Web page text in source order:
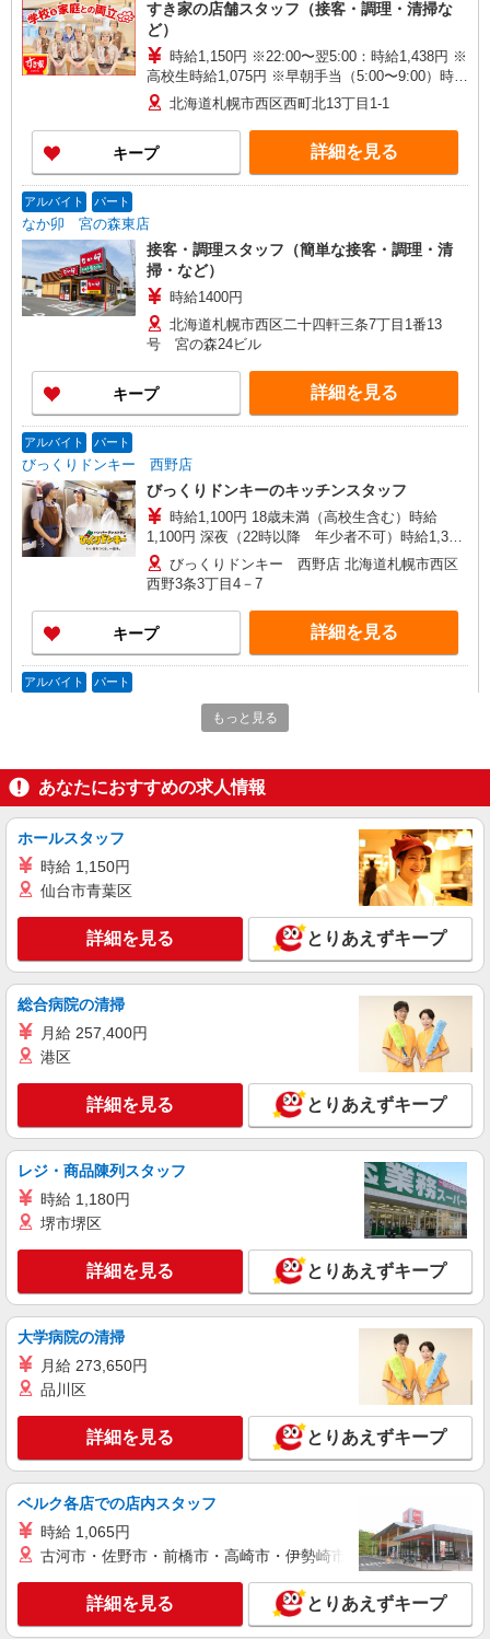
すき家の店舗スタッフ（接客・調理・清掃な
ど）
時給1,150円 ※22:00〜翌5:00：時給1,438円 ※
高校生時給1,075円 ※早朝手当（5:00〜9:00）時給
＋150円
北海道札幌市西区西町北13丁目1-1
キープ 詳細を見る
アルバイト パート
なか卯 宮の森東店
接客・調理スタッフ（簡単な接客・調理・清
掃・など）
時給1400円
北海道札幌市西区二十四軒三条7丁目1番13
号 宮の森24ビル
キープ 詳細を見る
アルバイト パート
びっくりドンキー 西野店
びっくりドンキーのキッチンスタッフ
時給1,100円 18歳未満（高校生含む）時給
1,100円 深夜（22時以降 年少者不可）時給1,375
円 ☆12月31日〜1月3日まで年末年始手当有（時給
アップ）
びっくりドンキー 西野店 北海道札幌市西区
西野3条3丁目4－7
キープ 詳細を見る
アルバイト パート
びっくりドンキーのキッチンスタッフ
1,100円 深夜（22時以降 年少者不可）時給1,375
円 ☆12月31日〜1月3日まで年末年始手当有（時給
アップ）
びっくりドンキー 西野店 北海道札幌市西区
西野3条3丁目4－7
キープ 詳細を見る
パート 紹介予定派遣
株式会社トラストグロース 北海道支社
有料老人ホームでの調理（早番）
【派遣時給】1,300〜1,500円（資格・経験によ
時給：1,300〜1,500円（資格・経験による）
交通費別途支給 ※最長６ヶ月の派遣期間満了後、
キープ 詳細を見る
パート 紹介予定派遣
株式会社トラストグロース 北海道支社
【派遣時給】1,167〜1,250円（資格・経験によ
時給：1,167〜1,250円（資格・経験による）
交通費別途支給 ※最長6ヶ月の派遣期間満了後、
双方合意の上直接雇用へ移行予定
北海道札幌市西区発寒7条
キープ 詳細を見る
派遣社員
株式会社トラストグロース 北海道支社
高齢者施設厨房内での調理補助業務
【派遣時給】1,200〜1,250円（資格・経験によ
る） 交通費別途支給
北海道札幌市西区八軒５条西
キープ 詳細を見る
派遣社員
株式会社トラストグロース 北海道支社
クリニックでの調理業務
もっと見る
あなたにおすすめの求人情報
ホールスタッフ
時給 1,150円
仙台市青葉区
詳細を見る とりあえずキープ
総合病院の清掃
月給 257,400円
港区
詳細を見る とりあえずキープ
レジ・商品陳列スタッフ
時給 1,180円
堺市堺区
詳細を見る とりあえずキープ
大学病院の清掃
月給 273,650円
品川区
詳細を見る とりあえずキープ
ベルク各店での店内スタッフ
時給 1,065円
古河市・佐野市・前橋市・高崎市・伊勢崎市・太田市・館林市
詳細を見る とりあえずキープ